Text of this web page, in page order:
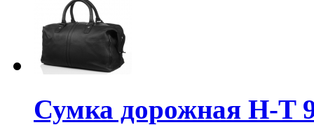
Сумка дорожная H-T